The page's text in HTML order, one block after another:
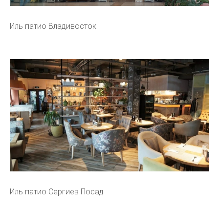
Иль патио Владивосток
Иль патио Сергиев Посад